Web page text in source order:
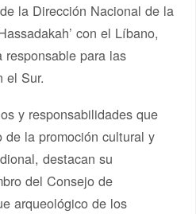
la Dirección Nacional de la
con el Líbano,
responsable para las
el Sur.
y responsabilidades que
la promoción cultural y
destacan su
del Consejo de
arqueológico de los